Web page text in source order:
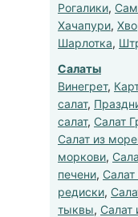
Рогалики,
Хачапури,
Шарлотка,
Салаты
Винегрет,
салат,
салат, Салат
Салат из
моркови,
печени,
редиски,
тыквы, Салат